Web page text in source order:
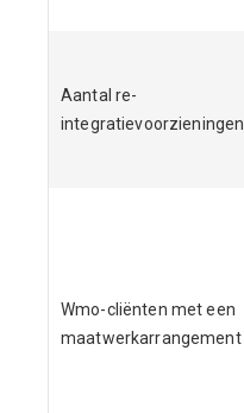
Aantal re-
integratievoorzieningen
Wmo-cliënten met een
maatwerkarrangement